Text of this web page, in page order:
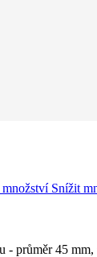
Snížit
- průměr 45